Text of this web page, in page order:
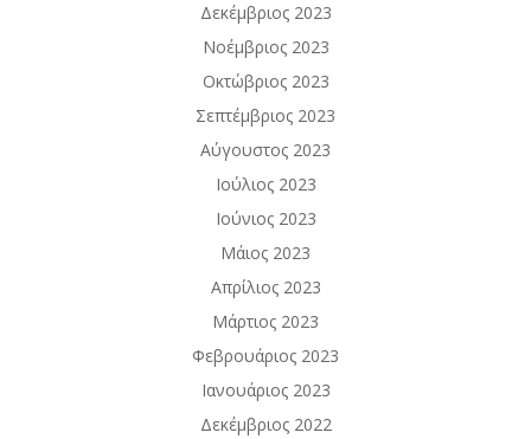
Δεκέμβριος 2023
Νοέμβριος 2023
Οκτώβριος 2023
Σεπτέμβριος 2023
Αύγουστος 2023
Ιούλιος 2023
Ιούνιος 2023
Μάιος 2023
Απρίλιος 2023
Μάρτιος 2023
Φεβρουάριος 2023
Ιανουάριος 2023
Δεκέμβριος 2022